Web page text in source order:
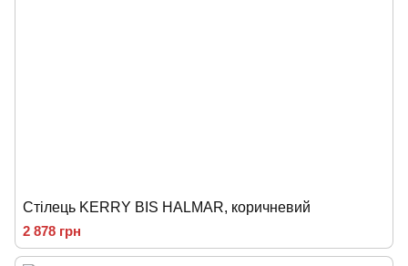
Стілець KERRY BIS HALMAR, коричневий
2 878 грн